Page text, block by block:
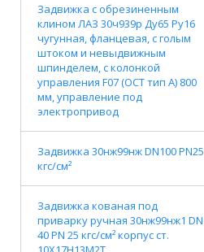
Задвижка с обрезиненным
клином ЛАЗ 30ч939р Ду65 Ру16
чугунная, фланцевая, с голым
штоком и невыдвижным
шпинделем, с колонкой
управления F07 (ОСТ тип А) 800
мм, управление под
электропривод
Задвижка 30нж99нж DN100 PN25
кгс/см²
Задвижка кованая под
приварку ручная 30нж99нж1 DN
40 PN 25 кгс/см² корпус ст.